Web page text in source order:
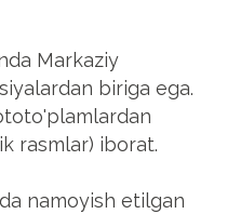
Markaziy
biriga ega.
rasmlar) iborat.
namoyish etilgan